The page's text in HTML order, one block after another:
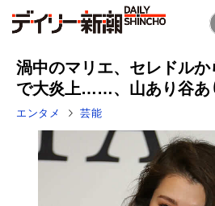
渦中のマリエ、セレドルか
で大炎上……、山あり谷あ
エンタメ 芸能